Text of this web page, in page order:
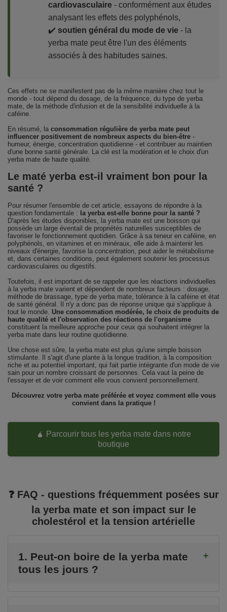
cardiovasculaire - conformément aux études
analysant les effets des polyphénols,
✔️ soutien général du mode de vie - la
yerba mate peut être l'un des éléments
associés à des habitudes saines.
Ces effets ne se manifestent pas de la même manière chez tout le
monde - tout dépend du dosage, de la fréquence, du type de yerba
mate, de la méthode d'infusion et de la sensibilité individuelle à la
caféine.
En résumé, la consommation régulière de yerba mate peut
influencer positivement de nombreux aspects du bien-être -
humeur, énergie, concentration quotidienne - et contribuer au maintien
d'une bonne santé générale. La clé est la modération et le choix d'un
yerba mate de haute qualité.
Le maté yerba est-il vraiment bon pour la
santé ?
Pour résumer l'ensemble de cet article, essayons de répondre à la
question fondamentale : la yerba est-elle bonne pour la santé ?
D'après les études disponibles, la yerba mate est une boisson qui
possède un large éventail de propriétés naturelles susceptibles de
favoriser le fonctionnement quotidien. Grâce à sa teneur en caféine, en
polyphénols, en vitamines et en minéraux, elle aide à maintenir les
niveaux d'énergie, favorise la concentration, peut aider le métabolisme
et, dans certaines conditions, peut également soutenir les processus
cardiovasculaires ou digestifs.
Toutefois, il est important de se rappeler que les réactions individuelles
à la yerba mate varient et dépendent de nombreux facteurs : dosage,
méthode de brassage, type de yerba mate, tolérance à la caféine et état
de santé général. Il n'y a donc pas de réponse unique qui s'applique à
tout le monde. Une consommation modérée, le choix de produits de
haute qualité et l'observation des réactions de l'organisme
constituent la meilleure approche pour ceux qui souhaitent intégrer la
yerba mate dans leur routine quotidienne.
Une chose est sûre, la yerba mate est plus qu'une simple boisson
stimulante. Il s'agit d'une plante à la longue tradition, à la composition
riche et au potentiel important, qui fait partie intégrante d'un mode de vie
sain pour un nombre croissant de personnes. Cela vaut la peine de
l'essayer et de voir comment elle vous convient personnellement.
Découvrez votre yerba mate préférée et voyez comment elle vous
convient dans la pratique !
🧉 Parcourir tous les yerba mate dans notre
boutique
❓ FAQ - questions fréquemment posées sur
la yerba mate et son impact sur le
cholestérol et la tension artérielle
1. Peut-on boire de la yerba mate
tous les jours ?